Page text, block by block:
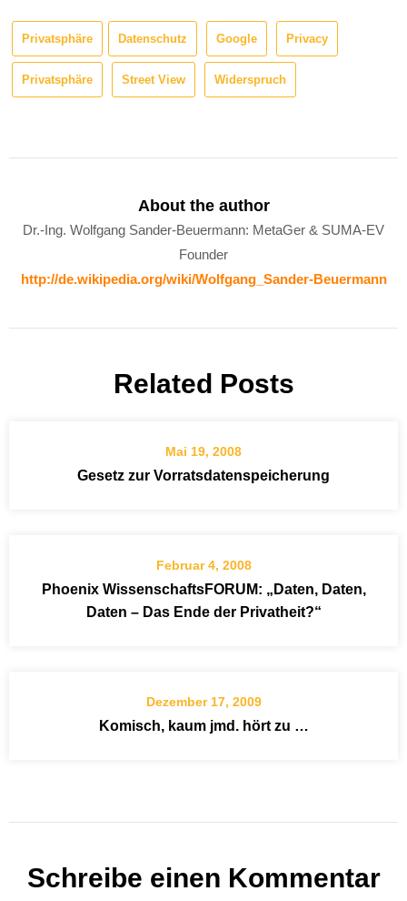
Privatsphäre Datenschutz Google Privacy
Privatsphäre Street View Widerspruch
About the author
Dr.-Ing. Wolfgang Sander-Beuermann: MetaGer & SUMA-EV
Founder
http://de.wikipedia.org/wiki/Wolfgang_Sander-Beuermann
Related Posts
Mai 19, 2008
Gesetz zur Vorratsdatenspeicherung
Februar 4, 2008
Phoenix WissenschaftsFORUM: „Daten, Daten,
Daten – Das Ende der Privatheit?“
Dezember 17, 2009
Komisch, kaum jmd. hört zu …
Schreibe einen Kommentar